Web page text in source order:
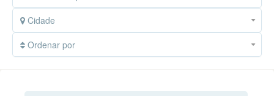
Cidade
Ordenar por